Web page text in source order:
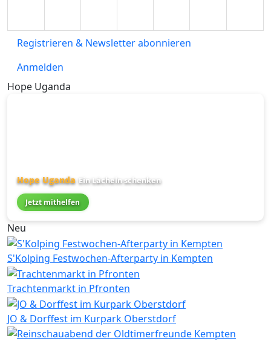
Registrieren & Newsletter abonnieren
Anmelden
Hope Uganda
Hope Uganda Ein Lächeln schenken
Jetzt mithelfen
Neu
S'Kolping Festwochen-Afterparty in Kempten
Trachtenmarkt in Pfronten
JO & Dorffest im Kurpark Oberstdorf